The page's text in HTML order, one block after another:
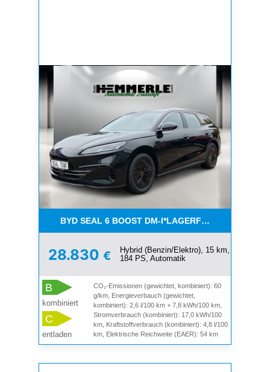
BYD SEAL 6 BOOST DM-
28.830 €
Hybrid (Benzin/Elektro), 15 km,
184 PS, Automatik
B
kombiniert
C
entladen
CO₂-Emissionen (gewichtet, kombiniert): 60
g/km, Energieverbauch (gewichtet,
kombiniert): 2,6 l/100 km + 7,8 kWh/100 km,
Stromverbrauch (kombiniert): 17,0 kWh/100
km, Kraftstoffverbrauch (kombiniert): 4,8 l/100
km, Elektrische Reichweite (EAER): 54 km